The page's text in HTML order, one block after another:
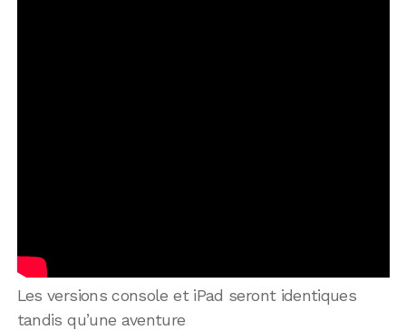
Les versions console et iPad seront identiques
tandis qu’une aventure